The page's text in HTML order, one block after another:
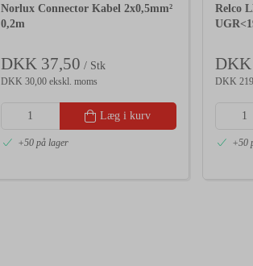
Norlux Connector Kabel 2x0,5mm²
0,2m
DKK 37,50 / Stk
DKK 30,00 ekskl. moms
Læg i kurv
+50 på lager
Relco
DKK
DKK
+50